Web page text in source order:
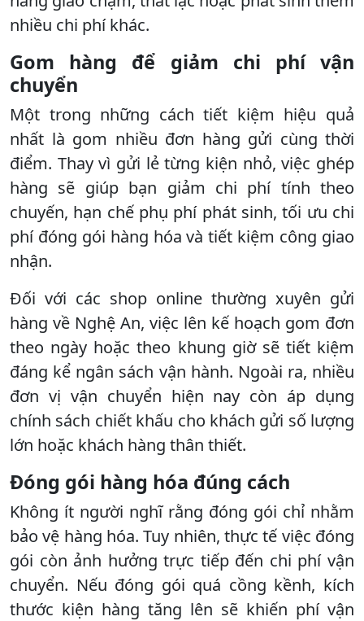
nhiều chi phí khác.
Gom hàng để giảm chi phí vận
chuyển
Một trong những cách tiết kiệm hiệu quả
nhất là gom nhiều đơn hàng gửi cùng thời
điểm. Thay vì gửi lẻ từng kiện nhỏ, việc ghép
hàng sẽ giúp bạn giảm chi phí tính theo
chuyến, hạn chế phụ phí phát sinh, tối ưu chi
phí đóng gói hàng hóa và tiết kiệm công giao
nhận.
Đối với các shop online thường xuyên gửi
hàng về Nghệ An, việc lên kế hoạch gom đơn
theo ngày hoặc theo khung giờ sẽ tiết kiệm
đáng kể ngân sách vận hành. Ngoài ra, nhiều
đơn vị vận chuyển hiện nay còn áp dụng
chính sách chiết khấu cho khách gửi số lượng
lớn hoặc khách hàng thân thiết.
Đóng gói hàng hóa đúng cách
Không ít người nghĩ rằng đóng gói chỉ nhằm
bảo vệ hàng hóa. Tuy nhiên, thực tế việc đóng
gói còn ảnh hưởng trực tiếp đến chi phí vận
chuyển. Nếu đóng gói quá cồng kềnh, kích
thước kiện hàng tăng lên sẽ khiến phí vận